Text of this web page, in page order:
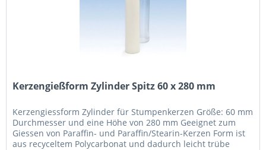
Kerzengießform Zylinder Spitz 60 x 280 mm
Kerzengiessform Zylinder für Stumpenkerzen Größe: 60 mm
Durchmesser und eine Höhe von 280 mm Geeignet zum
Giessen von Paraffin- und Paraffin/Stearin-Kerzen Form ist
aus recyceltem Polycarbonat und dadurch leicht trübe